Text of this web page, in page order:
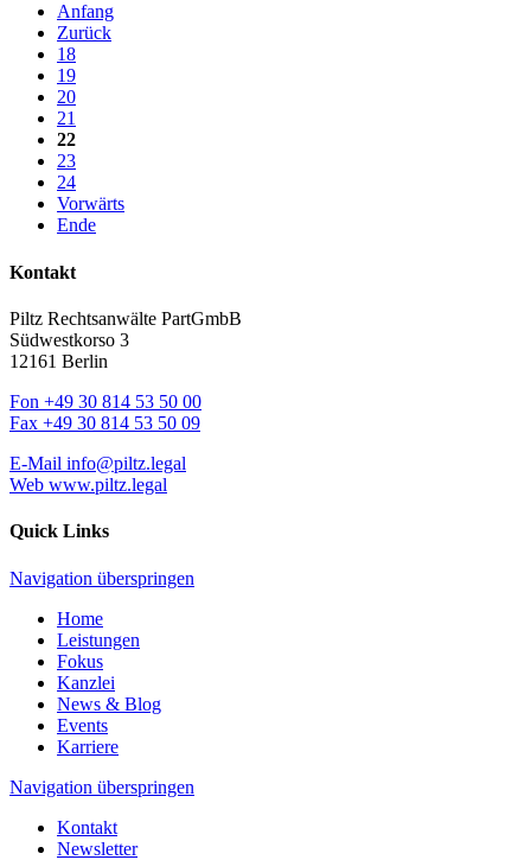
Anfang
Zurück
18
19
20
21
22
23
24
Vorwärts
Ende
Kontakt
Piltz Rechtsanwälte PartGmbB
Südwestkorso 3
12161 Berlin
Fon +49 30 814 53 50 00
Fax +49 30 814 53 50 09
E-Mail info@piltz.legal
Web www.piltz.legal
Quick Links
Navigation überspringen
Home
Leistungen
Fokus
Kanzlei
News & Blog
Events
Karriere
Navigation überspringen
Kontakt
Newsletter